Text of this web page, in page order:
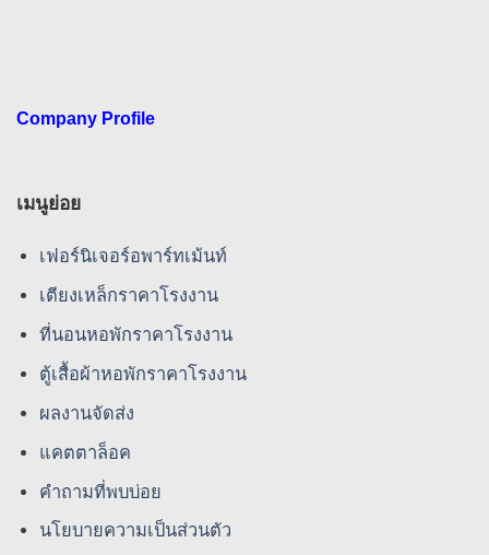
Company Profile
เมนูย่อย
เฟอร์นิเจอร์อพาร์ทเม้นท์
เตียงเหล็กราคาโรงงาน
ที่นอนหอพักราคาโรงงาน
ตู้เสื้อผ้าหอพักราคาโรงงาน
ผลงานจัดส่ง
แคตตาล็อค
คําถามที่พบบ่อย
นโยบายความเป็นส่วนตัว